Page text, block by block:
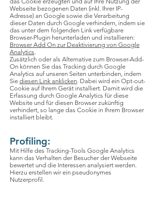
Webseite bezogenen Daten (inkl. Ihrer IP-
Adresse) an Google sowie die Verarbeitung
dieser Daten durch Google verhindern, indem sie
das unter dem folgenden Link verfügbare
Browser-Plugin herunterladen und installieren:
Browser Add On zur Deaktivierung von Google
Analytics.
Zusätzlich oder als Alternative zum Browser-Add-
On können Sie das Tracking durch Google
Analytics auf unseren Seiten unterbinden, indem
Sie diesen Link anklicken. Dabei wird ein Opt-out-
Cookie auf Ihrem Gerät installiert. Damit wird die
Erfassung durch Google Analytics für diese
Website und für diesen Browser zukünftig
verhindert, so lange das Cookie in Ihrem Browser
installiert bleibt.
Profiling:
Mit Hilfe des Tracking-Tools Google Analytics
kann das Verhalten der Besucher der Webseite
bewertet und die Interessen analysiert werden.
Hierzu erstellen wir ein pseudonymes
Nutzerprofil.